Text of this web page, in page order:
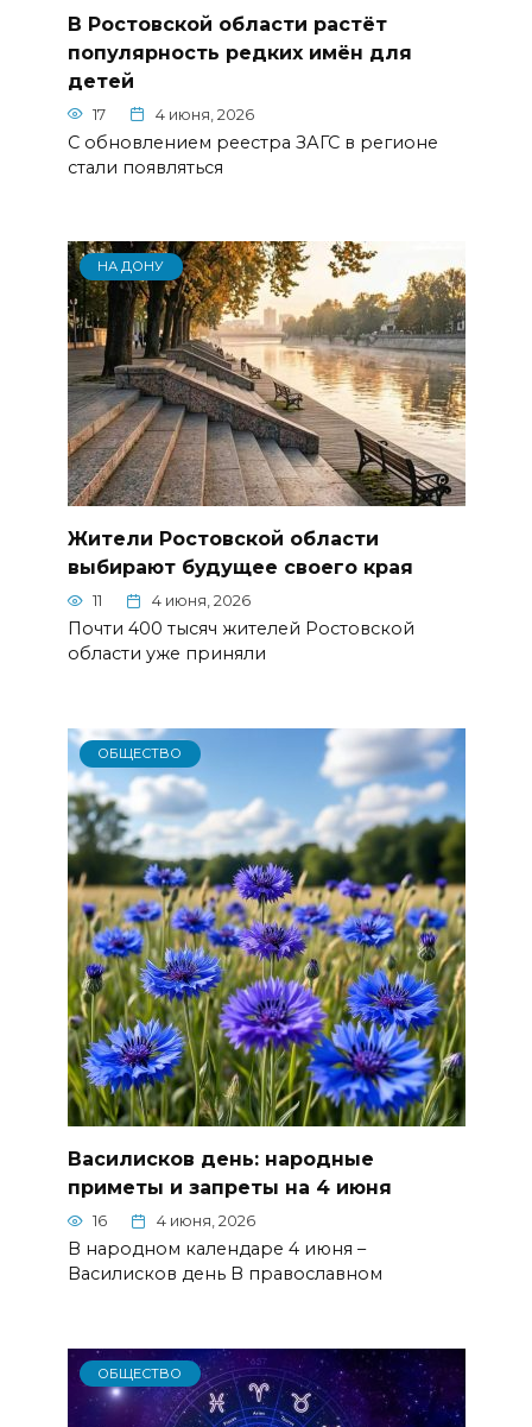
В Ростовской области растёт
популярность редких имён для
детей
17 4 июня, 2026
С обновлением реестра ЗАГС в регионе
стали появляться
НА ДОНУ
Жители Ростовской области
выбирают будущее своего края
11 4 июня, 2026
Почти 400 тысяч жителей Ростовской
области уже приняли
ОБЩЕСТВО
Василисков день: народные
приметы и запреты на 4 июня
16 4 июня, 2026
В народном календаре 4 июня –
Василисков день В православном
ОБЩЕСТВО